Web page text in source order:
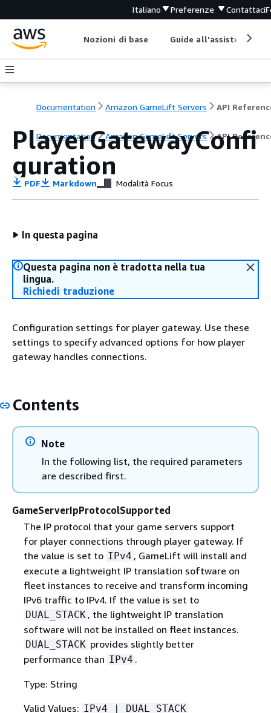
Italiano Preferenze Contattaci
Nozioni di base Guide all'assistenza
Documentation Amazon GameLift Servers API
Documentation Amazon GameLift Servers API
PlayerGatewayConfi
guration
PDF Markdown Modalità Focus
In questa pagina
Questa pagina non è tradotta nella tua
lingua.
Richiedi traduzione
Configuration settings for player gateway. Use these
settings to specify advanced options for how player
gateway handles connections.
Contents
Note
In the following list, the required parameters
are described first.
GameServerIpProtocolSupported
The IP protocol that your game servers support
for player connections through player gateway. If
the value is set to IPv4 , GameLift will install and
execute a lightweight IP translation software on
fleet instances to receive and transform incoming
IPv6 traffic to IPv4. If the value is set to
DUAL_STACK , the lightweight IP translation
software will not be installed on fleet instances.
DUAL_STACK provides slightly better
performance than IPv4 .
Type: String
Valid Values: IPv4 | DUAL_STACK